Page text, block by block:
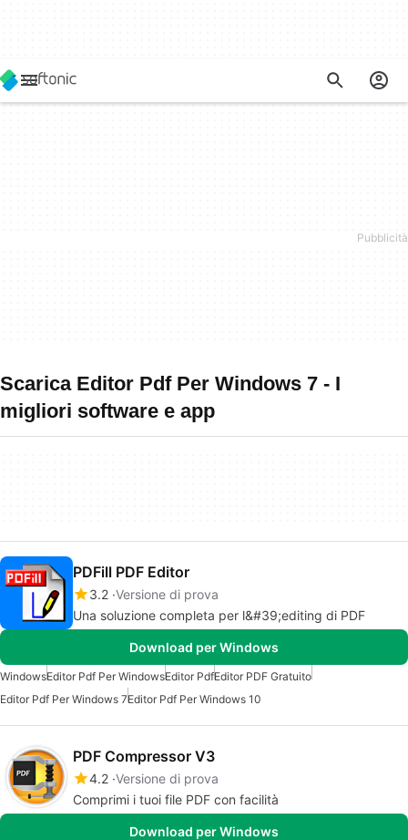
Scarica Editor Pdf Per Windows 7 - I
migliori software e app
PDFill PDF Editor
3.2 Versione di prova
Una soluzione completa per l&#39;editing di PDF
Download per Windows
WindowsEditor Pdf Per WindowsEditor PdfEditor PDF Gratuito
Editor Pdf Per Windows 7Editor Pdf Per Windows 10
PDF Compressor V3
4.2 Versione di prova
Comprimi i tuoi file PDF con facilità
Download per Windows